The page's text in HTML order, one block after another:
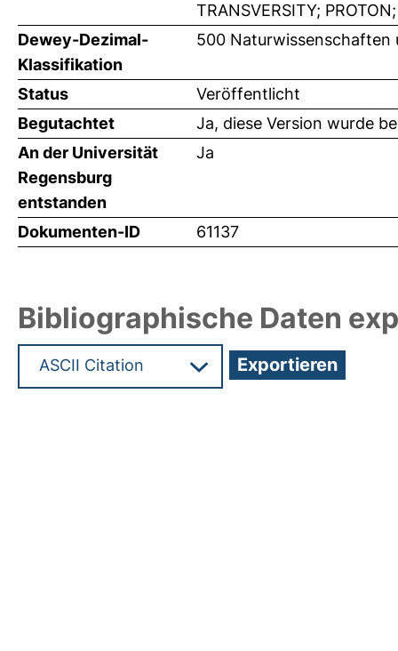
TRANSVERSITY; PROTON;
Dewey-Dezimal-
Klassifikation
500 Naturwissenschaften
Status
Veröffentlicht
Begutachtet
Ja, diese Version wurde
An der Universität
Regensburg
entstanden
Ja
Dokumenten-ID 61137
Bibliographische Daten